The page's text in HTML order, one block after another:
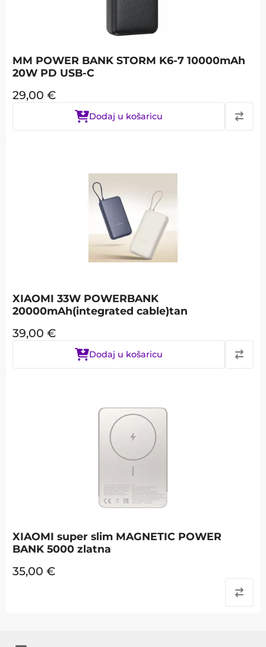
MM POWER BANK STORM K6-7 10000mAh
20W PD USB-C
29,00 €
Dodaj u košaricu
XIAOMI 33W POWERBANK
20000mAh(integrated cable)tan
39,00 €
Dodaj u košaricu
XIAOMI super slim MAGNETIC POWER
BANK 5000 zlatna
35,00 €